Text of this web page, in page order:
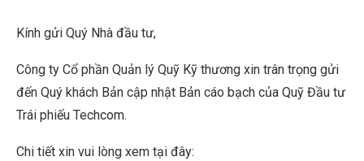
Kính gửi Quý Nhà đầu tư,
Công ty Cổ phần Quản lý Quỹ Kỹ thương xin trân trọng gửi
đến Quý khách Bản cập nhật Bản cáo bạch của Quỹ Đầu tư
Trái phiếu Techcom.
Chi tiết xin vui lòng xem tại đây: